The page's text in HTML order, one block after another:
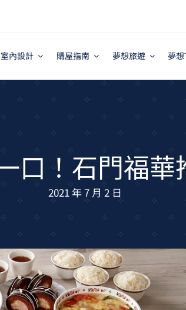
室內設計 購屋指南 夢想旅遊 夢想
口！石門福華
2021 年 7 月 2 日